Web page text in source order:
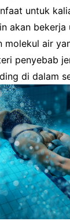
untuk
akan
molekul air
penyebab
di dalam